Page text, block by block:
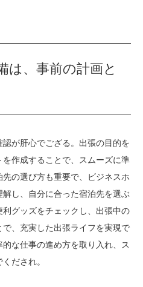
は、事前の計画と
が肝心でござる。出張の目的を
作成することで、スムーズに準
の選び方も重要で、ビジネスホ
し、自分に合った宿泊先を選ぶ
グッズをチェックし、出張中の
、充実した出張ライフを実現で
な仕事の進め方を取り入れ、ス
だされ。